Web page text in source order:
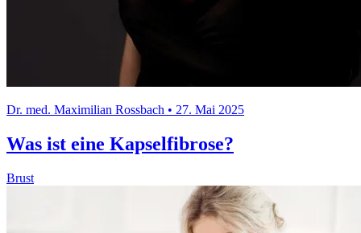
Dr. med. Maximilian Rossbach • 27. Mai 2025
Was ist eine Kapselfibrose?
Brust